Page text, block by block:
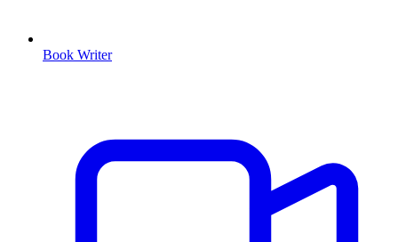
Book Writer